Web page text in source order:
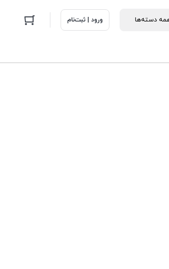
ورود | ثبت‌نام